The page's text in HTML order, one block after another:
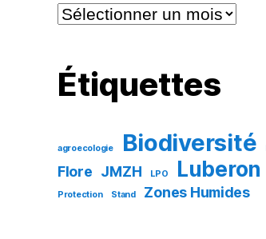
Archives
Étiquettes
agroecologie Biodiversité
Flore JMZH LPO Luberon
Protection
Stand Zones Humides